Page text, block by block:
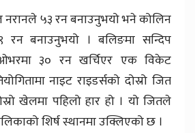
५३ रन बनाउनुभयो भने कोलिन
रन बनाउनुभयो । बलिङमा सन्दिप
३० रन खर्चिएर एक विकेट
नाइट राइडर्सको दोस्रो जित
खेलमा पहिलो हार हो । यो जितले
शिर्ष स्थानमा उक्लिएको छ ।